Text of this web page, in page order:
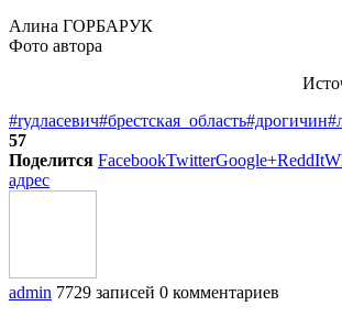
Алина ГОРБАРУК
Фото автора
#rудласевич#брестская_область#дрогичин
57
Поделится FacebookTwitterGoogle+ReddIt
адрес
admin 7729 записей 0 комментариев